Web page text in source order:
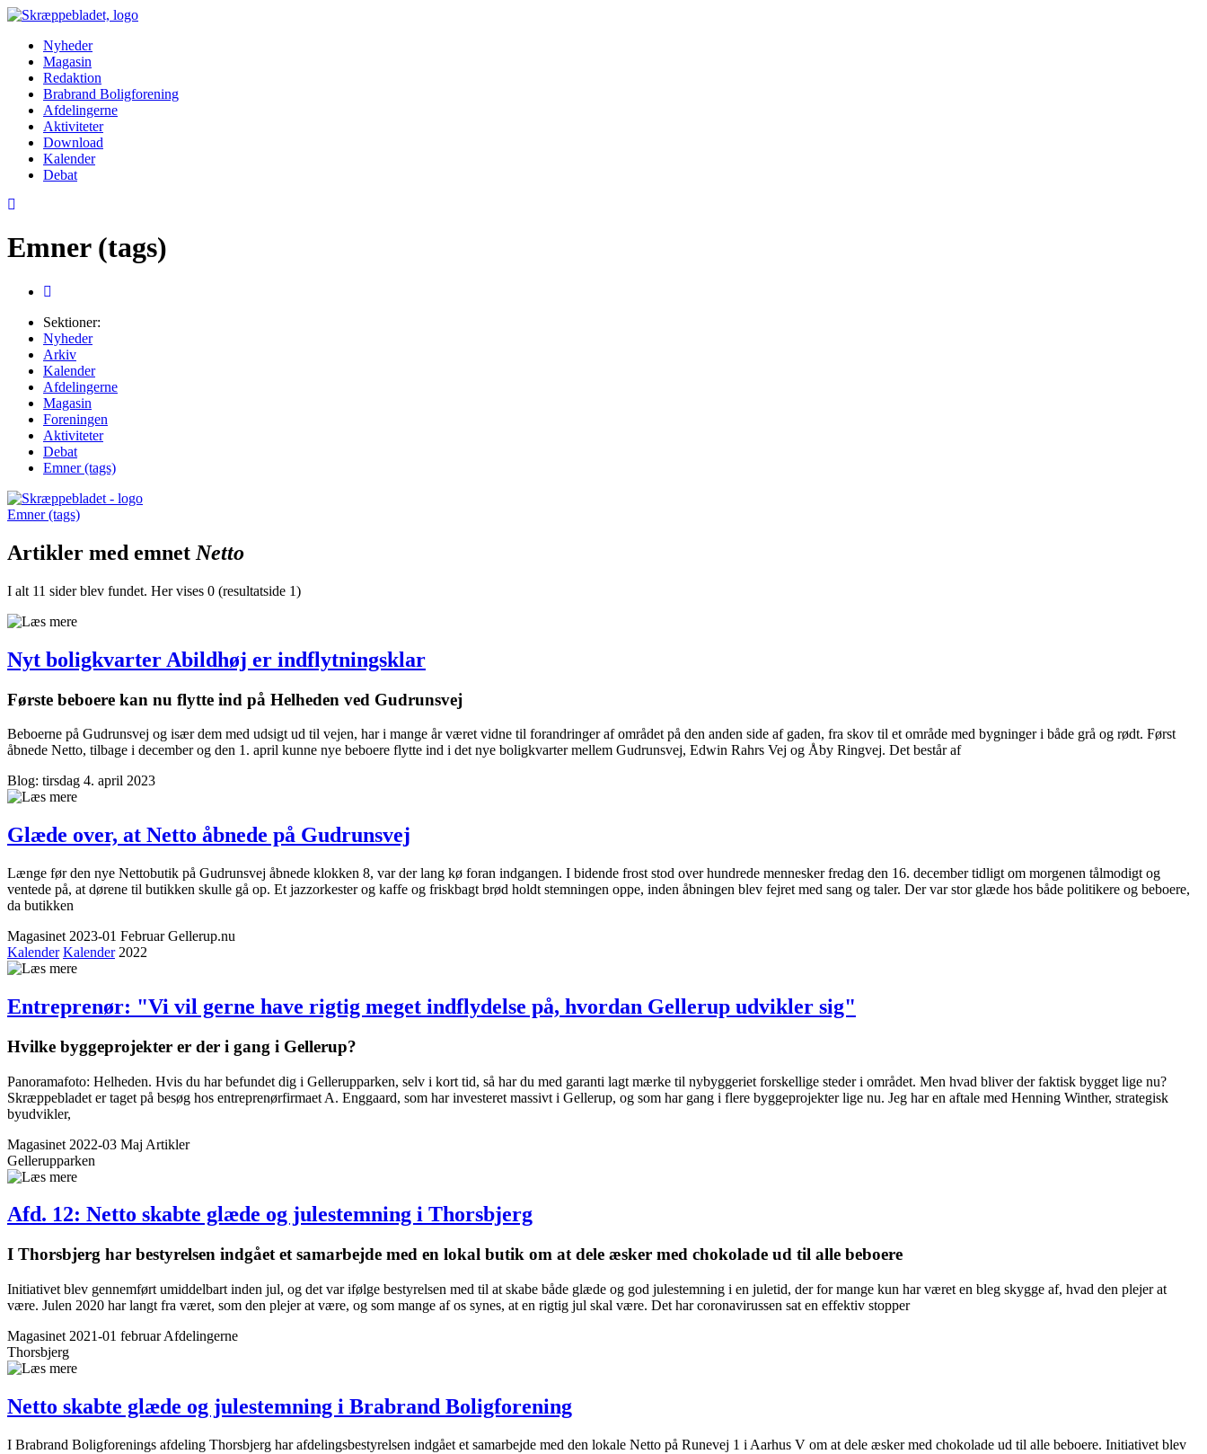
Nyheder
Magasin
Redaktion
Brabrand Boligforening
Afdelingerne
Aktiviteter
Download
Kalender
Debat
Emner (tags)
Sektioner:
Nyheder
Arkiv
Kalender
Afdelingerne
Magasin
Foreningen
Aktiviteter
Debat
Emner (tags)
Emner (tags)
Artikler med emnet Netto
I alt 11 sider blev fundet. Her vises 0 (resultatside 1)
Nyt boligkvarter Abildhøj er indflytningsklar
Første beboere kan nu flytte ind på Helheden ved Gudrunsvej
Beboerne på Gudrunsvej og især dem med udsigt ud til vejen, har i mange år været vidne til forandringer af området på den anden side af gaden, fra skov til et område med bygninger i både grå og rødt. Først
åbnede Netto, tilbage i december og den 1. april kunne nye beboere flytte ind i det nye boligkvarter mellem Gudrunsvej, Edwin Rahrs Vej og Åby Ringvej. Det består af
Blog: tirsdag 4. april 2023
Glæde over, at Netto åbnede på Gudrunsvej
Længe før den nye Nettobutik på Gudrunsvej åbnede klokken 8, var der lang kø foran indgangen. I bidende frost stod over hundrede mennesker fredag den 16. december tidligt om morgenen tålmodigt og
ventede på, at dørene til butikken skulle gå op. Et jazzorkester og kaffe og friskbagt brød holdt stemningen oppe, inden åbningen blev fejret med sang og taler. Der var stor glæde hos både politikere og beboere,
da butikken
Magasinet 2023-01 Februar Gellerup.nu
Kalender Kalender2022
Entreprenør: "Vi vil gerne have rigtig meget indflydelse på, hvordan Gellerup udvikler sig"
Hvilke byggeprojekter er der i gang i Gellerup?
Panoramafoto: Helheden. Hvis du har befundet dig i Gellerupparken, selv i kort tid, så har du med garanti lagt mærke til nybyggeriet forskellige steder i området. Men hvad bliver der faktisk bygget lige nu?
Skræppebladet er taget på besøg hos entreprenørfirmaet A. Enggaard, som har investeret massivt i Gellerup, og som har gang i flere byggeprojekter lige nu. Jeg har en aftale med Henning Winther, strategisk
byudvikler,
Magasinet 2022-03 Maj Artikler
Gellerupparken
Afd. 12: Netto skabte glæde og julestemning i Thorsbjerg
I Thorsbjerg har bestyrelsen indgået et samarbejde med en lokal butik om at dele æsker med chokolade ud til alle beboere
Initiativet blev gennemført umiddelbart inden jul, og det var ifølge bestyrelsen med til at skabe både glæde og god julestemning i en juletid, der for mange kun har været en bleg skygge af, hvad den plejer at
være. Julen 2020 har langt fra været, som den plejer at være, og som mange af os synes, at en rigtig jul skal være. Det har coronavirussen sat en effektiv stopper
Magasinet 2021-01 februar Afdelingerne
Thorsbjerg
Netto skabte glæde og julestemning i Brabrand Bolig­forening
I Brabrand Boligforenings afdeling Thorsbjerg har afdelingsbestyrelsen indgået et samarbejde med den lokale Netto på Runevej 1 i Aarhus V om at dele æsker med chokolade ud til alle beboere. Initiativet blev